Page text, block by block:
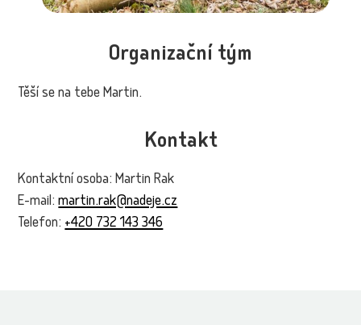
Organizační tým
Těší se na tebe Martin.
Kontakt
Kontaktní osoba: Martin Rak
E-mail:martin.rak@nadeje.cz
Telefon:+420 732 143 346